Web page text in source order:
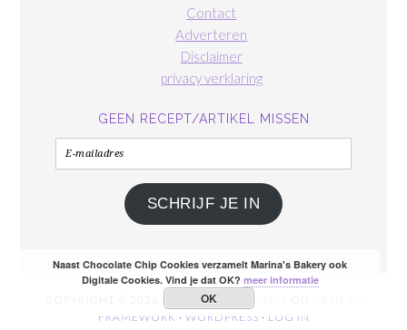
Contact
Adverteren
Disclaimer
privacy verklaring
GEEN RECEPT/ARTIKEL MISSEN
E-
mailadres
SCHRIJF JE IN
COPYRIGHT © 2026 · FOODIE PRO THEME
FRAMEWORK · WORDPRESS · LOG IN
Naast Chocolate Chip Cookies verzamelt Marina's Bakery ook
Digitale Cookies. Vind je dat OK? meer informatie
OK